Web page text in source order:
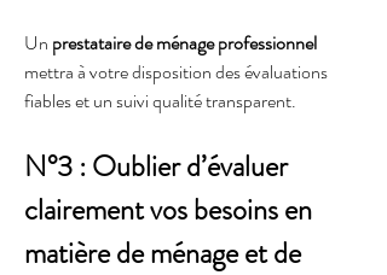
Un prestataire de ménage professionnel
mettra à votre disposition des évaluations
fiables et un suivi qualité transparent.
N°3 : Oublier d’évaluer
clairement vos besoins en
matière de ménage et de